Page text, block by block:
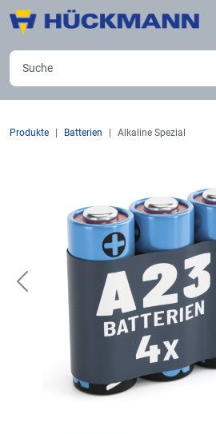
Produkte Batterien Alkaline Spezial
Previous